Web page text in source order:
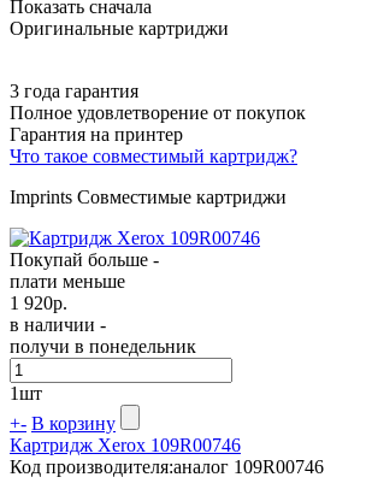
Показать сначала
Оригинальные картриджи
3 года гарантия
Полное удовлетворение от покупок
Гарантия на принтер
Что такое совместимый картридж?
Imprints Совместимые картриджи
Покупай больше -
плати меньше
1 920р.
в наличии -
получи в понедельник
1шт
+- В корзину
Картридж Xerox 109R00746
Код производителя:аналог 109R00746